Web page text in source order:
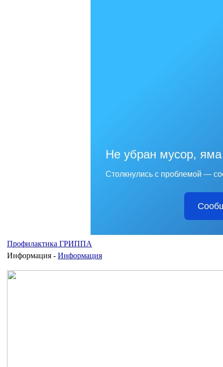
Не убран мусор,
Столкнулись с проблемой —
Профилактика ГРИППА
Информация - Информация